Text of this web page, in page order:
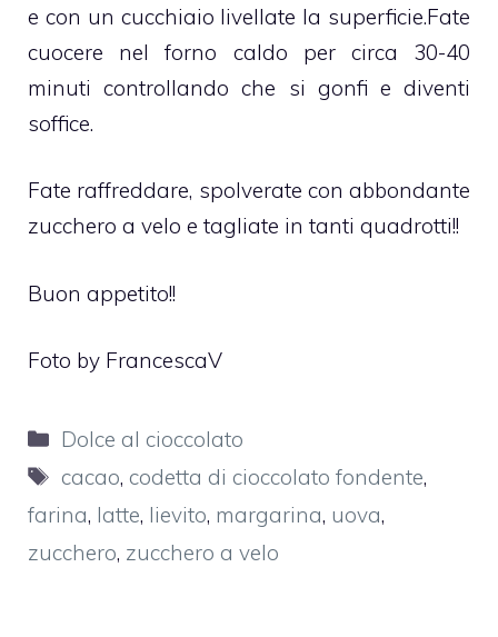
e con un cucchiaio livellate la superficie.Fate
cuocere nel forno caldo per circa 30-40
minuti controllando che si gonfi e diventi
soffice.
Fate raffreddare, spolverate con abbondante
zucchero a velo e tagliate in tanti quadrotti!!
Buon appetito!!
Foto by FrancescaV
Categorie
Dolce al cioccolato
Tag
cacao, codetta di cioccolato fondente,
farina, latte, lievito, margarina, uova,
zucchero, zucchero a velo